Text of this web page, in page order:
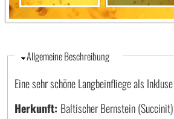
Ausblenden
Allgemeine Beschreibung
Eine sehr schöne Langbeinfliege als
Herkunft: Baltischer Bernstein (Succinit)